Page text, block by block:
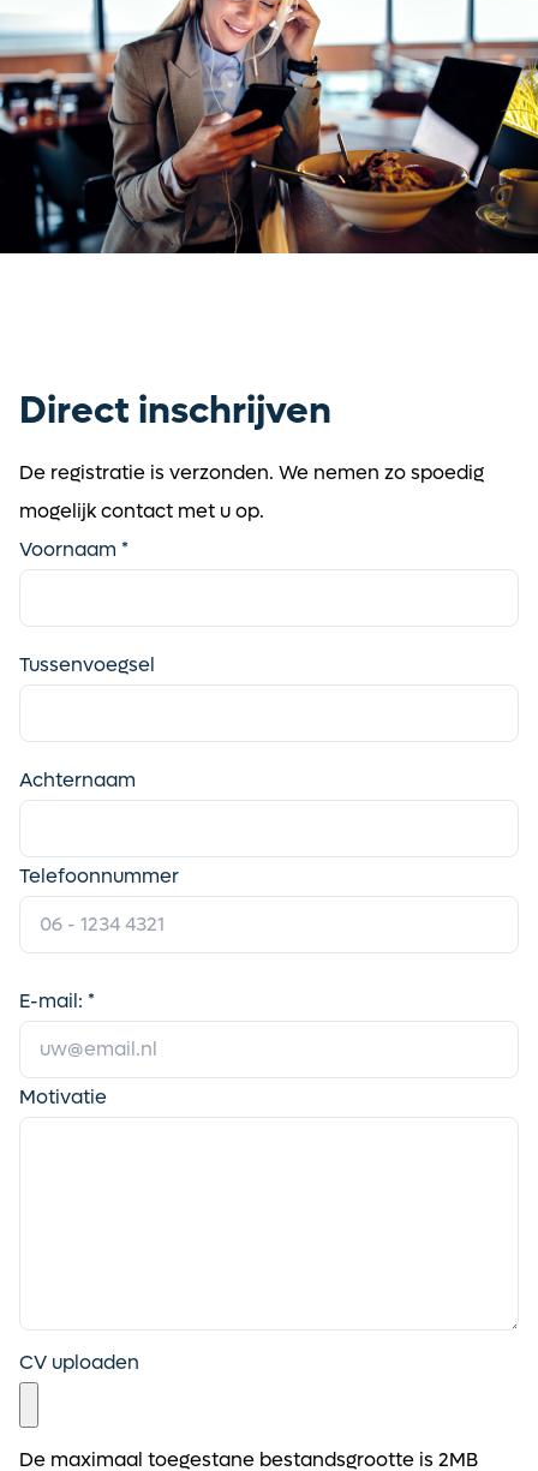
Direct inschrijven
De registratie is verzonden. We nemen zo spoedig
mogelijk contact met u op.
Voornaam *
Tussenvoegsel
Achternaam
Telefoonnummer
E-mail: *
Motivatie
CV uploaden
De maximaal toegestane bestandsgrootte is 2MB